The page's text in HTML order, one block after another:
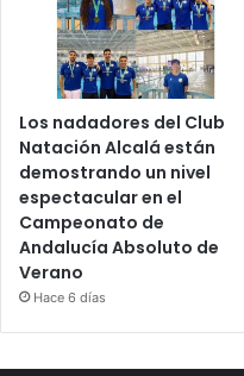
Los nadadores del Club
Natación Alcalá están
demostrando un nivel
espectacular en el
Campeonato de
Andalucía Absoluto de
Verano
Hace 6 días